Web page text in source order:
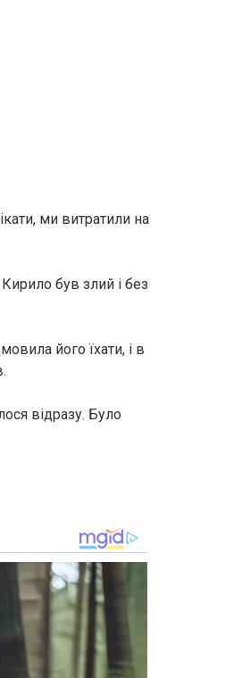
ми витратили на
був злий і без
його їхати, і в
відразу. Було